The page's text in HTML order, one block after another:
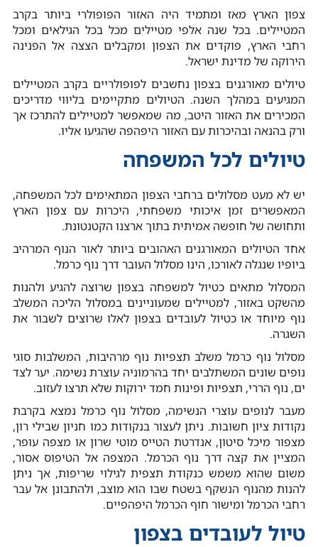
צפון הארץ מאז ומתמיד היה האזור הפופולרי ביותר בקרב
המטיילים. בכל שנה אלפי מטיילים מכל בכל הגילאים ומכל
רחבי הארץ, פוקדים את הצפון ומקבלים הצצה אל הפנינה
הירוקה של מדינת ישראל.
טיולים מאורגנים בצפון נחשבים לפופולריים בקרב המטיילים
המגיעים במהלך השנה. הטיולים מתקיימים בליווי מדריכים
המכירים את האזור היטב, מה שמאפשר למטיילים להתרכז אך
ורק בהנאה ובהיכרות עם האזור היפהפה שהגיעו אליו.
טיולים לכל המשפחה
יש לא מעט מסלולים ברחבי הצפון המתאימים לכל המשפחה,
המאפשרים זמן איכותי משפחתי, היכרות עם צפון הארץ
ותחושה של חופשה אמיתית בתוך ארצנו הקטנטונת.
אחד הטיולים המאורגנים האהובים ביותר לאור הנוף המרהיב
ביופיו שנגלה לאורכו, הינו מסלול העובר דרך נוף כרמל.
המסלול מתאים כטיול למשפחה בצפון שרוצה להגיע ולהנות
מהשקט באזור, למטיילים שמעוניינים במסלול הליכה המשלב
נוף מיוחד או כטיול לעובדים בצפון לאלו שרוצים לשבור את
השגרה.
מסלול נוף כרמל משלב תצפיות נוף מרהיבות, המשלבות סוגי
נופים שונים המשתלבים יחד בהרמוניה עוצרת נשימה. יער לצד
ים, נוף הררי, תצפיות ופינות חמד ירוקות שלא תרצו לעזוב.
מעבר לנופים עוצרי הנשימה, מסלול נוף כרמל נמצא בקרבת
נקודות ציון חשובות. ניתן לעצור בנקודות כמו חניון שבילי רון,
מצפור מיכל סיטון, אנדרטת הטייס מוטי שרון או מצפה עופר,
המציין את קצה דרך נוף הכרמל. המצפה אל הטיפוס אסור,
משום שהוא משמש כנקודת תצפית לגילוי שריפות, אך ניתן
להנות מהנוף הנשקף בשטח שבו הוא מוצב, ולהתבונן אל עבר
רחבי הכרמל ומישור חוף הכרמל היפהפיים.
טיול לעובדים בצפון